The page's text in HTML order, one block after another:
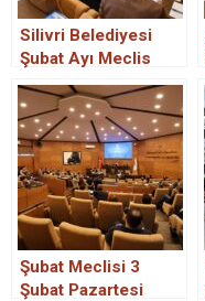
Silivri Belediyesi
Şubat Ayı Meclis
toplantısı 6 Şubat’ta
Şubat Meclisi 3
Şubat Pazartesi